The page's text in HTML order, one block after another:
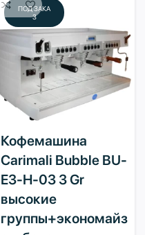
ПОД ЗАКА
З
Кофемашина
Carimali Bubble BU-
E3-H-03 3 Gr
высокие
группы+экономайз